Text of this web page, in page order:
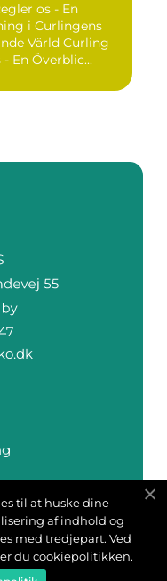
os - En
i Curlingens
Värld Curling
- En Överblic...
til at huske dine
af indhold og
med tredjepart. Ved
du cookiepolitikken.